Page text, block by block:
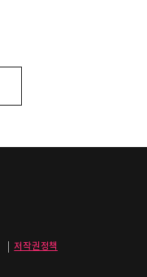
저작권정책